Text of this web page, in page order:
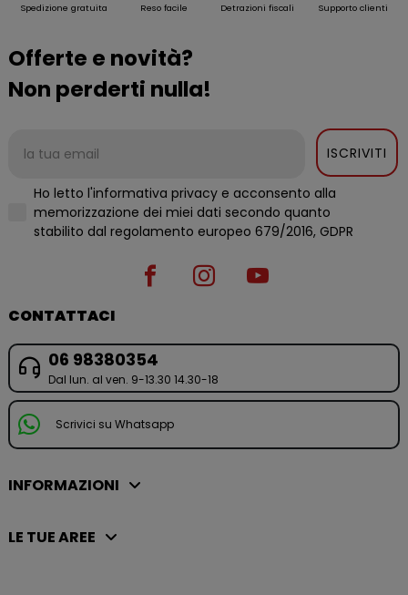
Spedizione gratuita Reso facile Detrazioni fiscali Supporto clienti
Offerte e novità?
Non perderti nulla!
ISCRIVITI
Ho letto l'informativa privacy e acconsento alla
memorizzazione dei miei dati secondo quanto
stabilito dal regolamento europeo 679/2016, GDPR
CONTATTACI
06 98380354
Dal lun. al ven. 9-13.30 14.30-18
Scrivici su Whatsapp
INFORMAZIONI
LE TUE AREE